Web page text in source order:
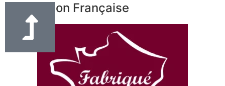
Fabrication Française